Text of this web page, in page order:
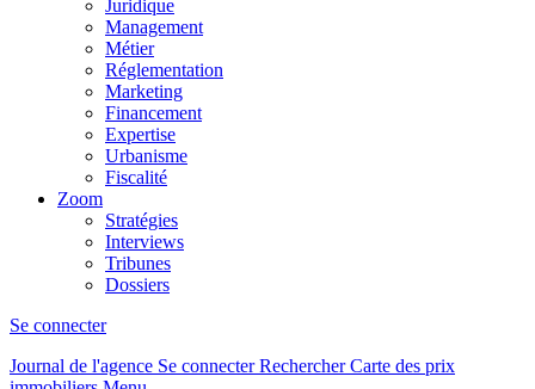
Juridique
Management
Métier
Réglementation
Marketing
Financement
Expertise
Urbanisme
Fiscalité
Zoom
Stratégies
Interviews
Tribunes
Dossiers
Se connecter
Journal de l'agence Se connecterRechercher Carte des prix